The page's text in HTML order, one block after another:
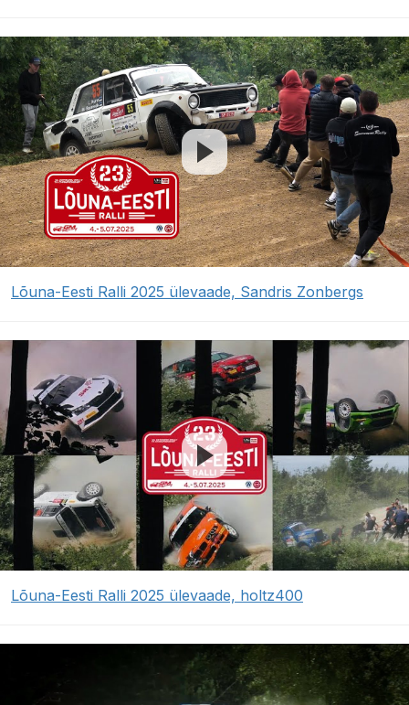
Lõuna-Eesti Ralli 2025 ülevaade, Sandris Zonbergs
Lõuna-Eesti Ralli 2025 ülevaade, holtz400